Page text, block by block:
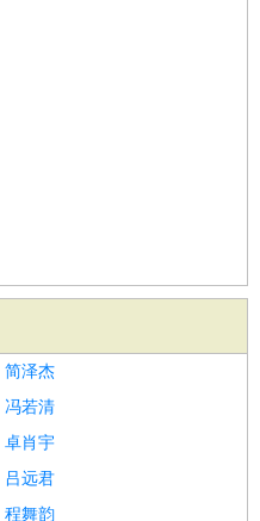
简泽杰
冯若清
卓肖宇
吕远君
程舞韵